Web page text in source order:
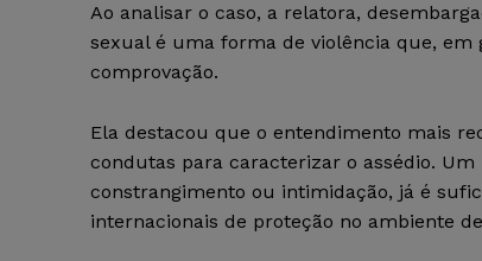
Ao analisar o caso, a relatora,
sexual é uma forma de violência que,
comprovação.
Ela destacou que o entendimento mais
condutas para caracterizar o assédio.
constrangimento ou intimidação, já é
internacionais de proteção no ambiente